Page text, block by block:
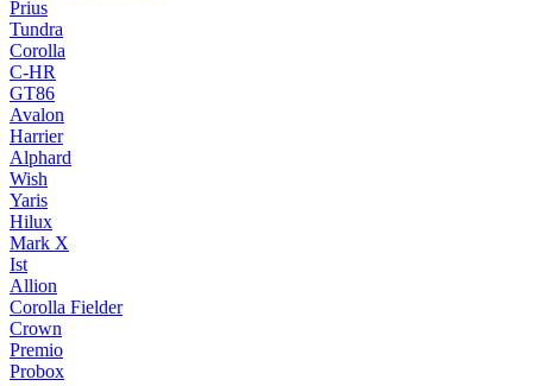
Prius
Tundra
Corolla
C-HR
GT86
Avalon
Harrier
Alphard
Wish
Yaris
Hilux
Mark X
Ist
Allion
Corolla Fielder
Crown
Premio
Probox